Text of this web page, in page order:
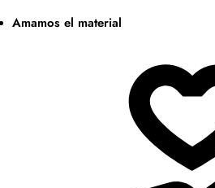
Amamos el material